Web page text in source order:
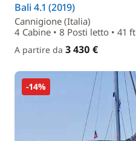
Bali 4.1 (2019)
Cannigione (Italia)
4 Cabine • 8 Posti letto • 41 ft
A partire da 3 430 €
-14%